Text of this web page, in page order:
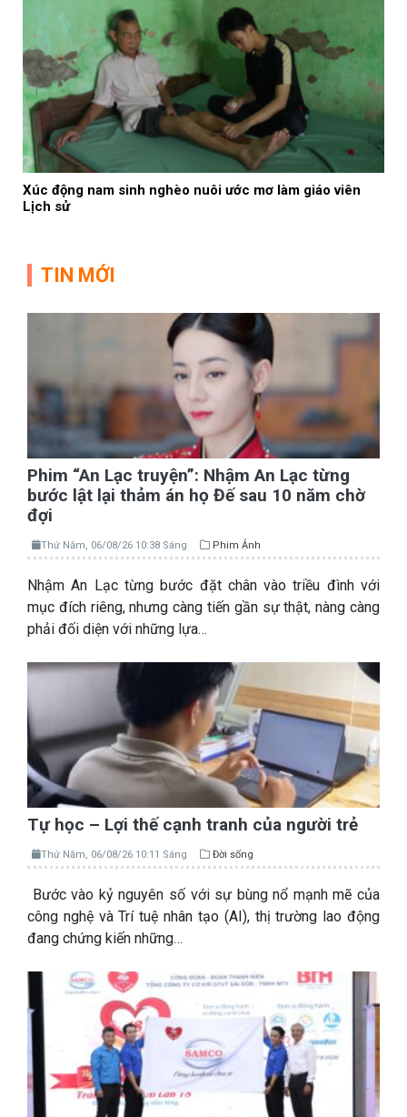
Xúc động nam sinh nghèo nuôi ước mơ làm giáo viên
Lịch sử
TIN MỚI
Phim “An Lạc truyện”: Nhậm An Lạc từng
bước lật lại thảm án họ Đế sau 10 năm chờ
đợi
Thứ Năm, 06/08/26 10:38 Sáng Phim Ảnh
Nhậm An Lạc từng bước đặt chân vào triều đình với
mục đích riêng, nhưng càng tiến gần sự thật, nàng càng
phải đối diện với những lựa…
Tự học – Lợi thế cạnh tranh của người trẻ
Thứ Năm, 06/08/26 10:11 Sáng Đời sống
Bước vào kỷ nguyên số với sự bùng nổ mạnh mẽ của
công nghệ và Trí tuệ nhân tạo (AI), thị trường lao động
đang chứng kiến những…